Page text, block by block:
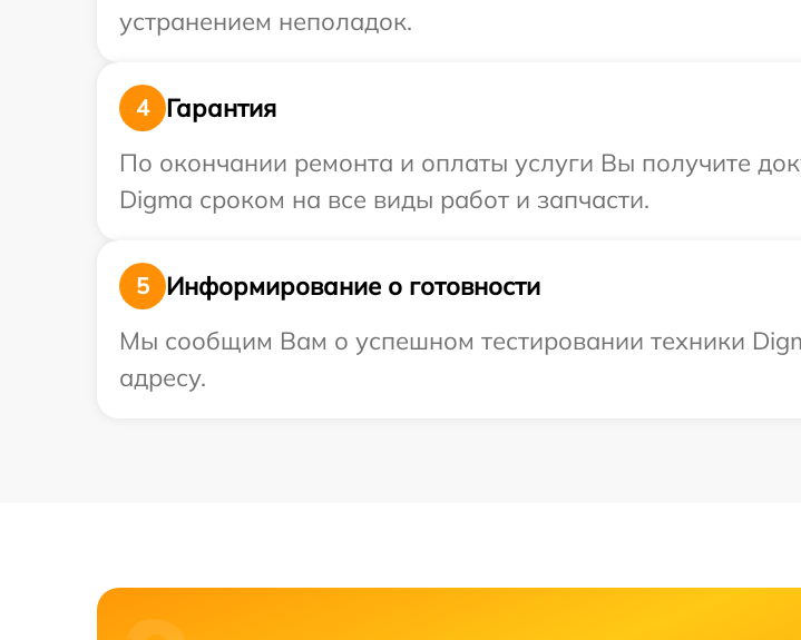
устранением неполадок.
4
Гарантия
По окончании ремонта и оплаты услуги Вы получите
Digma сроком на все виды работ и запчасти.
5
Информирование о готовности
Мы сообщим Вам о успешном тестировании техники
адресу.